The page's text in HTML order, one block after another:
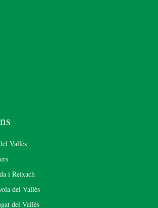
Vallès
i Reixach
del Vallès
del Vallès